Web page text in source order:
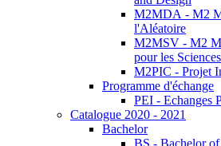
M2MDA - M2
l'Aléatoire
M2MSV - M2
pour les
M2PIC - Projet
Programme d'échange
PEI - Echanges
Catalogue 2020 - 2021
Bachelor
BS - Bachelor